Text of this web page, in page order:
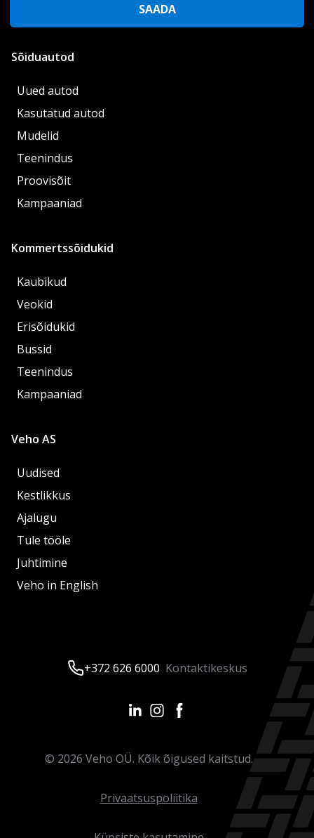
SAADA
Sõiduautod
Uued autod
Kasutatud autod
Mudelid
Teenindus
Proovisõit
Kampaaniad
Kommertssõidukid
Kaubikud
Veokid
Erisõidukid
Bussid
Teenindus
Kampaaniad
Veho AS
Uudised
Kestlikkus
Ajalugu
Tule tööle
Juhtimine
Veho in English
+372 626 6000 Kontaktikeskus
© 2026 Veho OÜ. Kõik õigused kaitstud.
Privaatsuspoliitika